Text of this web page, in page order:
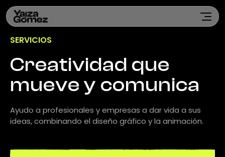
SERVICIOS
Creatividad que
mueve y comunica
Ayudo a profesionales y empresas a dar vida a sus
ideas, combinando el diseño gráfico y la animación.